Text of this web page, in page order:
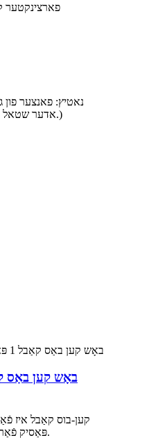
2.
אדער שטאל טייפ איז אונטער פארלאנג.)
פּאַסיק פֿאַר שנעל דאַטן טראַנסמיסיע.